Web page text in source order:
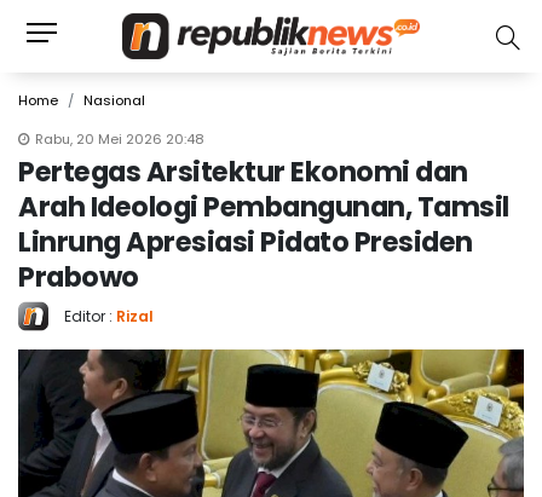
Home
Nasional
Rabu, 20 Mei 2026 20:48
Pertegas Arsitektur Ekonomi dan
Arah Ideologi Pembangunan, Tamsil
Linrung Apresiasi Pidato Presiden
Prabowo
Editor : Rizal